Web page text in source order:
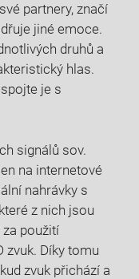
​partnery, značí
jiné emoce.
druhů a
hlas.
je s
signálů sov.
na internetové
nahrávky s
z nich jsou
za použití
zvuk. Díky tomu
zvuk ​přichází a